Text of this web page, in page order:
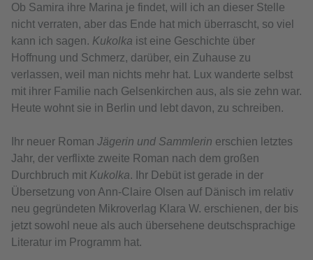
Ob Samira ihre Marina je findet, will ich an dieser Stelle
nicht verraten, aber das Ende hat mich überrascht, so viel
kann ich sagen. Kukolka ist eine Geschichte über
Hoffnung und Schmerz, darüber, ein Zuhause zu
verlassen, weil man nichts mehr hat. Lux wanderte selbst
mit ihrer Familie nach Gelsenkirchen aus, als sie zehn war.
Heute wohnt sie in Berlin und lebt davon, zu schreiben.
Ihr neuer Roman Jägerin und Sammlerin erschien letztes
Jahr, der verflixte zweite Roman nach dem großen
Durchbruch mit Kukolka. Ihr Debüt ist gerade in der
Übersetzung von Ann-Claire Olsen auf Dänisch im relativ
neu gegründeten Mikroverlag Klara W. erschienen, der bis
jetzt sowohl neue als auch übersehene deutschsprachige
Literatur im Programm hat.